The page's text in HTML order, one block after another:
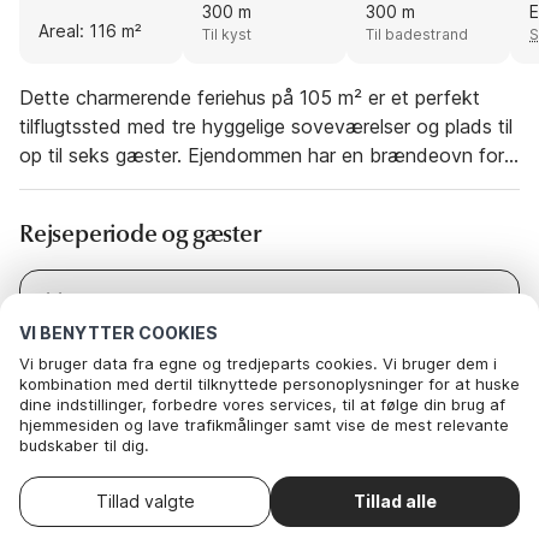
VI BENYTTER COOKIES
Vi bruger data fra egne og tredjeparts cookies. Vi bruger dem i
kombination med dertil tilknyttede personoplysninger for at huske
dine indstillinger, forbedre vores services, til at følge din brug af
hjemmesiden og lave trafikmålinger samt vise de mest relevante
budskaber til dig.
hvilke af vores valgfrie cookies du vil acceptere.
Læs mere om vores cookie- og privatlivspolitik. Du kan
Her
Tillad alle
Tillad valgte
Areal: 116 m²
300 m
Til kyst
300 m
Til badestrand
Dette charmerende feriehus på 105 m² er et perfekt
tilflugtssted med tre hyggelige soveværelser og plads til
op til seks gæster. Ejendommen har en brændeovn for
en varm og indbydende atmosfære, mens
Internetadgang er tilgængelig, hvilket gør det nemt at
slappe af med film eller holde kontakten med arbejdet.
De store vinduer fylder huset med naturligt lys og
skaber et afslappende miljø for alle. Kun 300 meter fra
huset finder du en dejlig strand, hvor du kan nyde
svømning eller slappe af ved kysten. Området byder
også på en charmerende maritim atmosfære med
caféer, butikker og en hyggelig havn i Juelsminde.
Familier vil elske den store have for børn at lege i, og
om sommeren er den sydvendte terrasse et fantastisk
Rejseperiode og gæster
valgte datoer. Prøv andre datoer.
Skift